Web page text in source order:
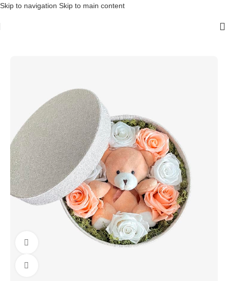
Skip to navigation Skip to main content